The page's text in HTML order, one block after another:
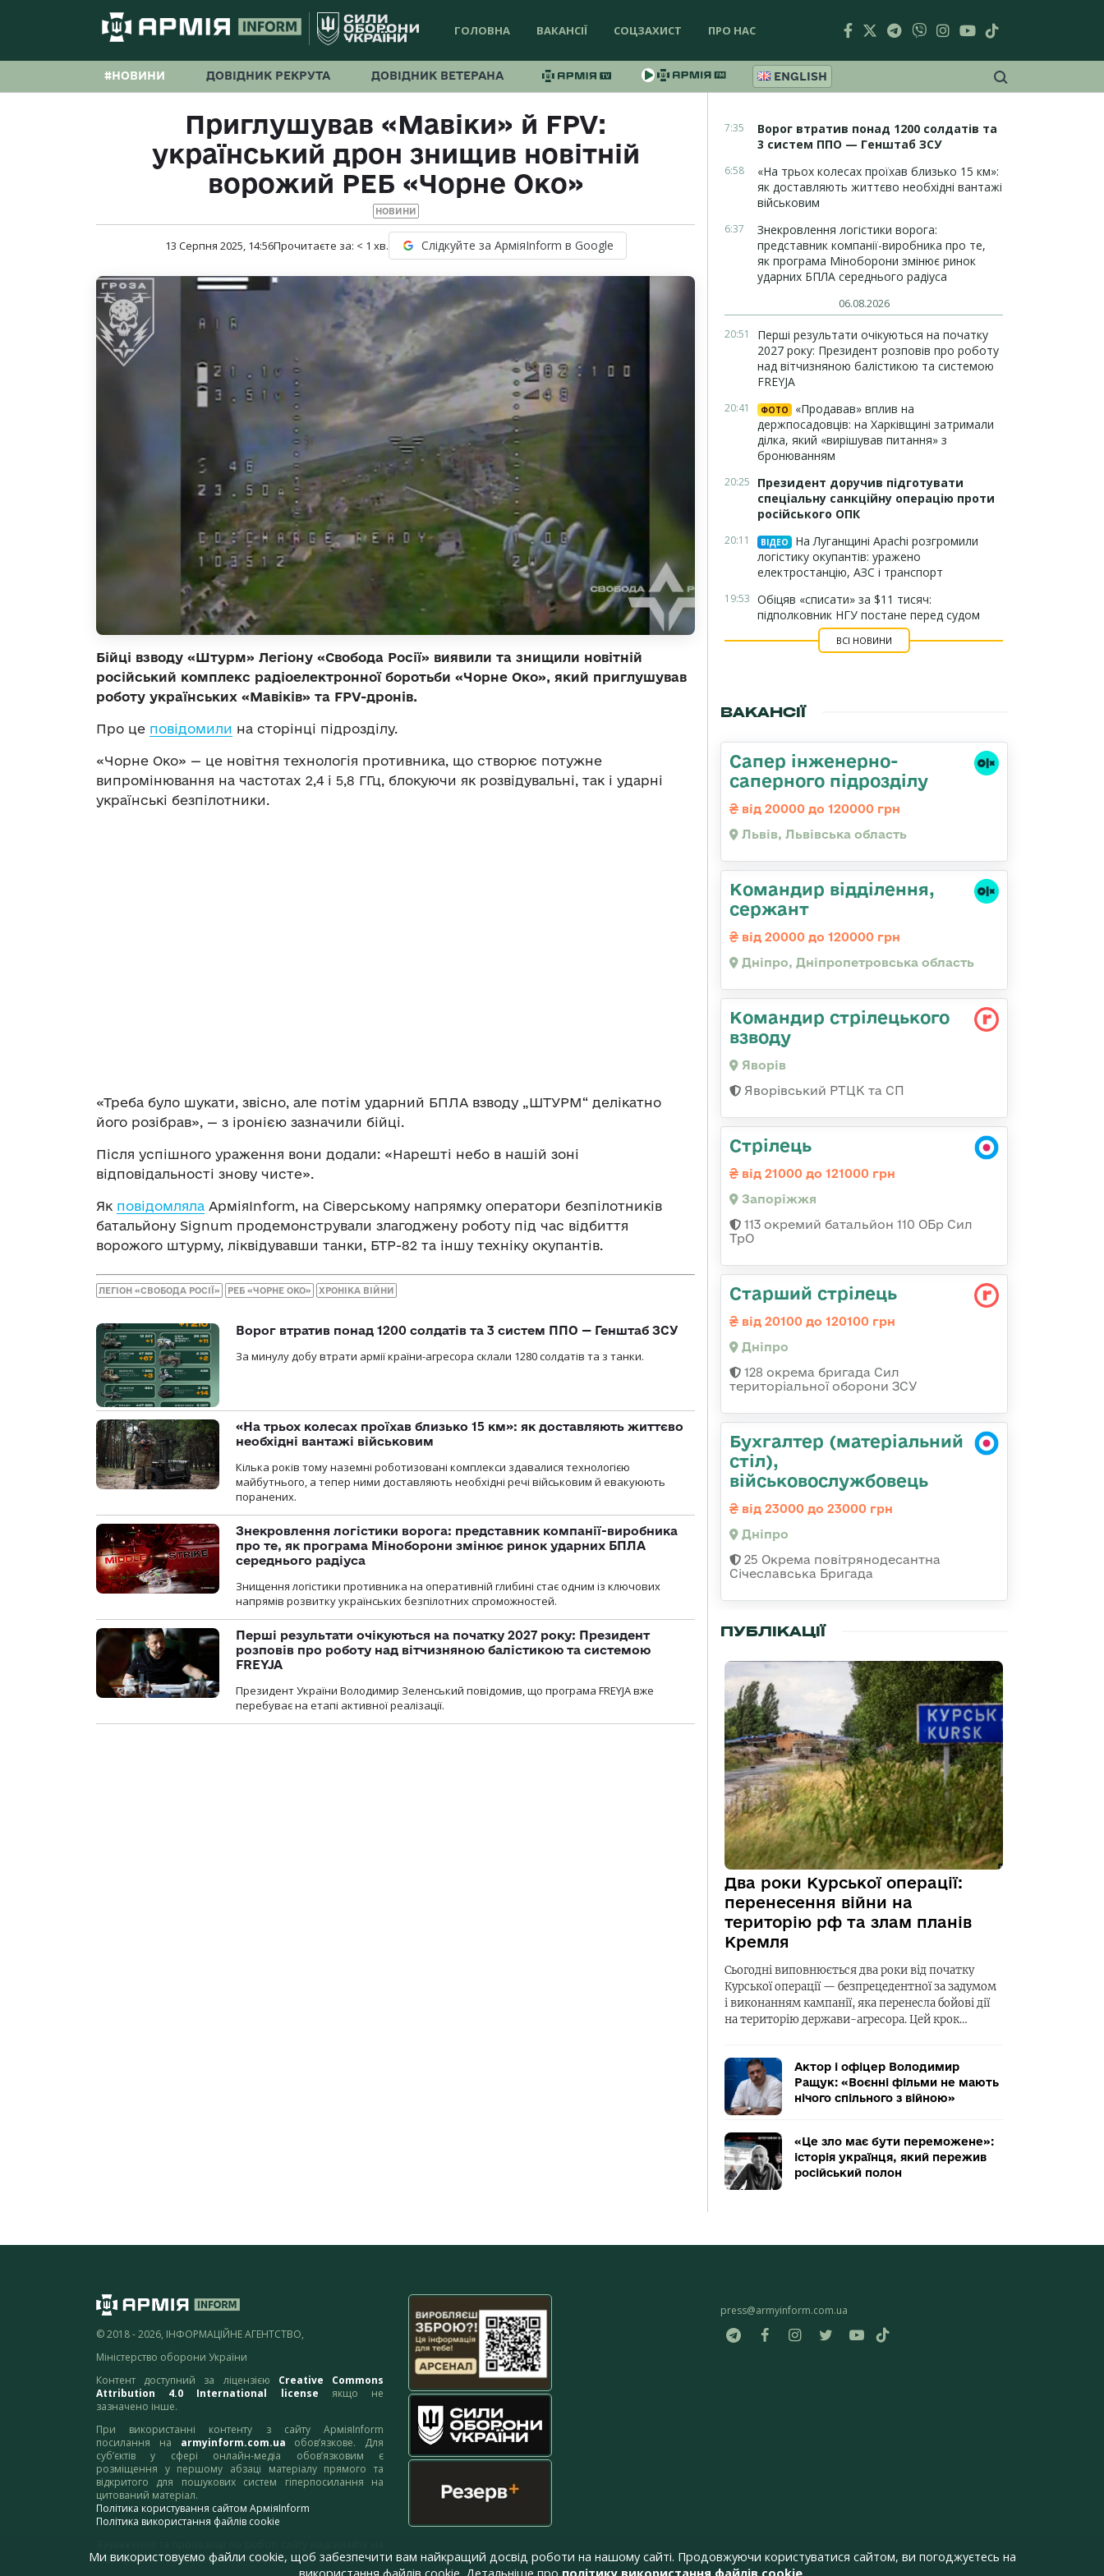
ГОЛОВНА ВАКАНСІЇ СОЦЗАХИСТ ПРО НАС
#НОВИНИ ДОВІДНИК РЕКРУТА ДОВІДНИК ВЕТЕРАНА ENGLISH
Приглушував «Мавіки» й FPV:
український дрон знищив новітній
ворожий РЕБ «Чорне Око»
НОВИНИ
13 Серпня 2025, 14:56Прочитаєте за: < 1 хв. Слідкуйте за АрміяInform в Google
Бійці взводу «Штурм» Легіону «Свобода Росії» виявили та знищили новітній
російський комплекс радіоелектронної боротьби «Чорне Око», який приглушував
роботу українських «Мавіків» та FPV-дронів.
Про це повідомили на сторінці підрозділу.
«Чорне Око» — це новітня технологія противника, що створює потужне
випромінювання на частотах 2,4 і 5,8 ГГц, блокуючи як розвідувальні, так і ударні
українські безпілотники.
«Треба було шукати, звісно, але потім ударний БПЛА взводу „ШТУРМ“ делікатно
його розібрав», — з іронією зазначили бійці.
Після успішного ураження вони додали: «Нарешті небо в нашій зоні
відповідальності знову чисте».
Як повідомляла АрміяInform, на Сіверському напрямку оператори безпілотників
батальйону Signum продемонстрували злагоджену роботу під час відбиття
ворожого штурму, ліквідувавши танки, БТР-82 та іншу техніку окупантів.
ЛЕГІОН «СВОБОДА РОСІЇ» РЕБ «ЧОРНЕ ОКО» ХРОНІКА ВІЙНИ
Ворог втратив понад 1200 солдатів та 3 систем ППО — Генштаб ЗСУ
За минулу добу втрати армії країни-агресора склали 1280 солдатів та з танки.
«На трьох колесах проїхав близько 15 км»: як доставляють життєво
необхідні вантажі військовим
Кілька років тому наземні роботизовані комплекси здавалися технологією
майбутнього, а тепер ними доставляють необхідні речі військовим й евакуюють
поранених.
Знекровлення логістики ворога: представник компанії-виробника
про те, як програма Міноборони змінює ринок ударних БПЛА
середнього радіуса
Знищення логістики противника на оперативній глибині стає одним із ключових
напрямів розвитку українських безпілотних спроможностей.
Перші результати очікуються на початку 2027 року: Президент
розповів про роботу над вітчизняною балістикою та системою
FREYJA
Президент України Володимир Зеленський повідомив, що програма FREYJA вже
перебуває на етапі активної реалізації.
7:35
Ворог втратив понад 1200 солдатів та
3 систем ППО — Генштаб ЗСУ
6:58
«На трьох колесах проїхав близько 15 км»:
як доставляють життєво необхідні вантажі
військовим
6:37
Знекровлення логістики ворога:
представник компанії-виробника про те,
як програма Міноборони змінює ринок
ударних БПЛА середнього радіуса
06.08.2026
20:51
Перші результати очікуються на початку
2027 року: Президент розповів про роботу
над вітчизняною балістикою та системою
FREYJA
20:41 ФОТО
«Продавав» вплив на
держпосадовців: на Харківщині затримали
ділка, який «вирішував питання» з
бронюванням
20:25
Президент доручив підготувати
спеціальну санкційну операцію проти
російського ОПК
20:11 ВІДЕО
На Луганщині Apachi розгромили
логістику окупантів: уражено
електростанцію, АЗС і транспорт
19:53 Обіцяв «списати» за $11 тисяч:
підполковник НГУ постане перед судом
ВСІ НОВИНИ
ВАКАНСІЇ
Сапер інженерно-
саперного підрозділу
від 20000 до 120000 грн
Львів, Львівська область
Командир відділення,
сержант
від 20000 до 120000 грн
Дніпро, Дніпропетровська область
Командир стрілецького
взводу
Яворів
Яворівський РТЦК та СП
Стрілець
від 21000 до 121000 грн
Запоріжжя
113 окремий батальйон 110 ОБр Сил
ТрО
Старший стрілець
від 20100 до 120100 грн
Дніпро
128 окрема бригада Сил
територіальної оборони ЗСУ
Бухгалтер (матеріальний
стіл),
військовослужбовець
від 23000 до 23000 грн
Дніпро
25 Окрема повітрянодесантна
Січеславська Бригада
ПУБЛІКАЦІЇ
Два роки Курської операції:
перенесення війни на
територію рф та злам планів
Кремля
Сьогодні виповнюється два роки від початку
Курської операції — безпрецедентної за задумом
і виконанням кампанії, яка перенесла бойові дії
на територію держави-агресора. Цей крок…
Актор і офіцер Володимир
Ращук: «Воєнні фільми не мають
нічого спільного з війною»
«Це зло має бути переможене»:
історія українця, який пережив
російський полон
© 2018 - 2026, ІНФОРМАЦІЙНЕ АГЕНТСТВО,
Міністерство оборони України
Контент доступний за ліцензією Creative Commons
Attribution 4.0 International license якщо не
зазначено інше.
При використанні контенту з сайту АрміяInform
посилання на armyinform.com.ua обов’язкове. Для
суб’єктів у сфері онлайн-медіа обов’язковим є
розміщення у першому абзаці матеріалу прямого та
відкритого для пошукових систем гіперпосилання на
цитований матеріал.
Політика користування сайтом АрміяInform
Політика використання файлів cookie
адресу:webmaster@armyinform.com.ua
press@armyinform.com.ua
Ми використовуємо файли cookie, щоб забезпечити вам найкращий досвід роботи на нашому сайті. Продовжуючи користуватися сайтом, ви погоджуєтесь на